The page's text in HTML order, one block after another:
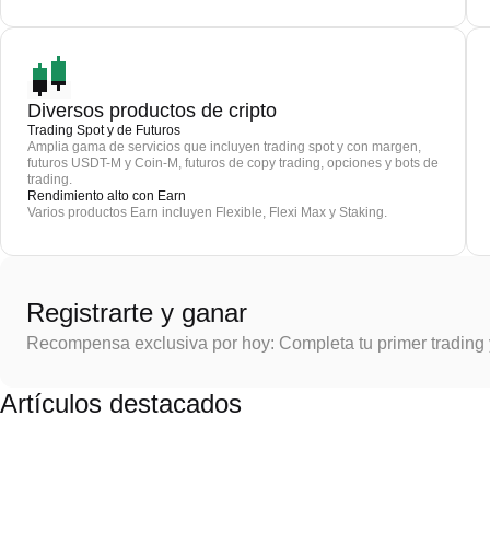
Diversos productos de cripto
Trading Spot y de Futuros
Amplia gama de servicios que incluyen trading spot y con margen,
futuros USDT-M y Coin-M, futuros de copy trading, opciones y bots de
trading.
Rendimiento alto con Earn
Varios productos Earn incluyen Flexible, Flexi Max y Staking.
Registrarte y ganar
Recompensa exclusiva por hoy: Completa tu primer
Artículos destacados